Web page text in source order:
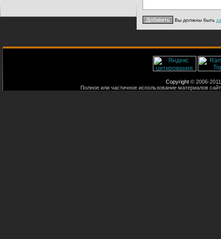
Вы должны быть
Copyright © 2006-
Полное или частичное использование материалов